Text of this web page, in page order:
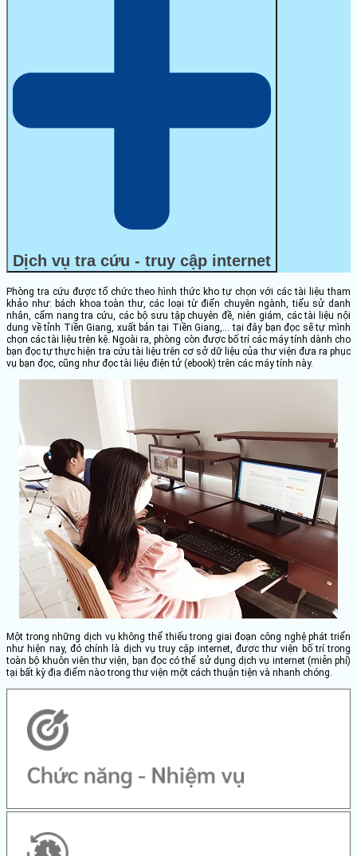
Dịch vụ tra cứu - truy cập internet
Phòng tra cứu được tổ chức theo hình thức kho tự chọn với các tài liệu tham
khảo như: bách khoa toàn thư, các loại từ điển chuyên ngành, tiểu sử danh
nhân, cẩm nang tra cứu, các bộ sưu tập chuyên đề, niên giám, các tài liệu nội
dung về tỉnh Tiền Giang, xuất bản tại Tiền Giang,… tại đây bạn đọc sẽ tự mình
chọn các tài liệu trên kệ. Ngoài ra, phòng còn được bố trí các máy tính dành cho
bạn đọc tự thực hiện tra cứu tài liệu trên cơ sở dữ liệu của thư viện đưa ra phục
vụ bạn đọc, cũng như đọc tài liệu điện tử (ebook) trên các máy tính này.
Một trong những dịch vụ không thể thiếu trong giai đoạn công nghệ phát triển
như hiện nay, đó chính là dịch vụ truy cập internet, được thư viện bố trí trong
toàn bộ khuôn viên thư viện, bạn đọc có thể sử dụng dịch vụ internet (miễn phí)
tại bất kỳ địa điểm nào trong thư viện một cách thuận tiện và nhanh chóng.